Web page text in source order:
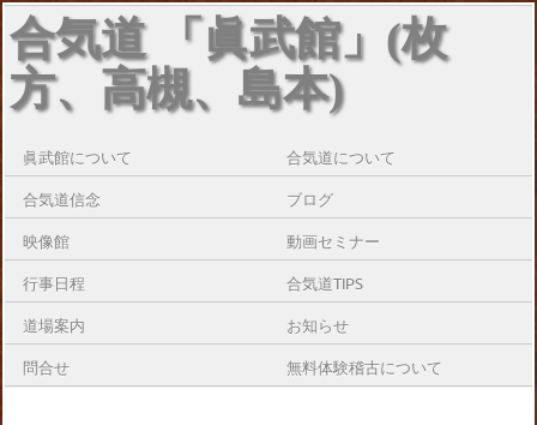
合気道 「眞武館」(枚
方、高槻、島本)
眞武館について 合気道について
合気道信念 ブログ
映像館 動画セミナー
行事日程 合気道TIPS
道場案内 お知らせ
問合せ 無料体験稽古について